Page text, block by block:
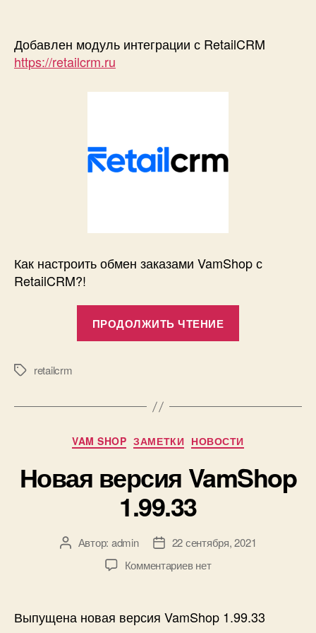
VamShop
с
Добавлен модуль интеграции с RetailCRM
https://retailcrm.ru
Как настроить обмен заказами VamShop с
RetailCRM?!
ПРОДОЛЖИТЬ ЧТЕНИЕ
Меткиretailcrm
Рубрики
VAM SHOP ЗАМЕТКИ НОВОСТИ
Новая версия VamShop
1.99.33
АвторАвтор: admin
Дата22 сентября, 2021
Комментариевк
версия
VamShop
нет
Выпущена новая версия VamShop 1.99.33